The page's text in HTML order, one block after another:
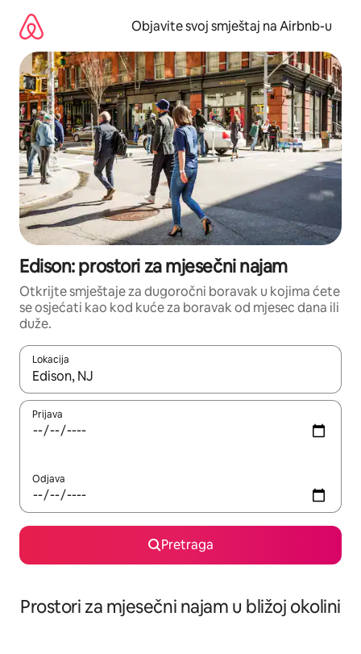
sadržaj
Objavite svoj smještaj na Airbnb-u
Edison: prostori za mjesečni najam
Otkrijte smještaje za dugoročni boravak u kojima ćete
se osjećati kao kod kuće za boravak od mjesec dana ili
duže.
Lokacija
Kad su rezultati dostupni, možete da se krećete kroz njih
Prijava
Odjava
Pretraga
Prostori za mjesečni najam u bližoj okolini